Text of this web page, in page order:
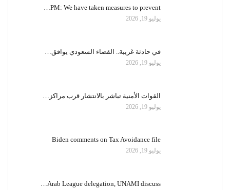
PM: We have taken measures to prevent…
يوليو 19, 2026
في حادثة غريبة.. القضاء السعودي يوافق…
يوليو 19, 2026
القوات الأمنية تباشر بالانتشار قرب مراكز…
يوليو 19, 2026
Biden comments on Tax Avoidance file
يوليو 19, 2026
Arab League delegation, UNAMI discuss…